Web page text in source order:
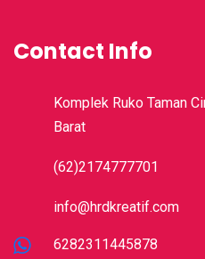
Contact Info
Komplek Ruko Taman
Barat
(62)2174777701
info@hrdkreatif.com
6282311445878